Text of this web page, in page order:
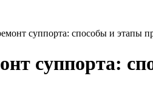
суппорта: способы и этапы
суппорта: